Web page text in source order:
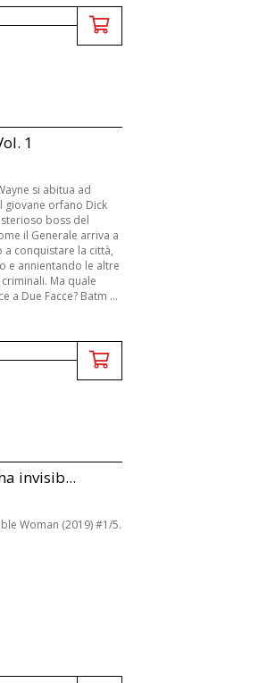
1
si abitua ad
giovane orfano Dick
boss del
il Generale arriva a
a conquistare la città,
e annientando le altre
Ma quale
a Due Facce? Batm ...
invisib...
Woman (2019) #1/5.